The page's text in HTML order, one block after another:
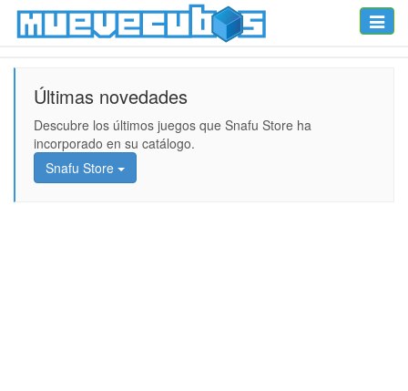
Toggle
Últimas novedades
Descubre los últimos juegos que Snafu Store ha
incorporado en su catálogo.
Snafu Store